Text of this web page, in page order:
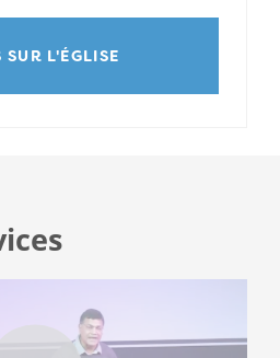
SUR L'ÉGLISE